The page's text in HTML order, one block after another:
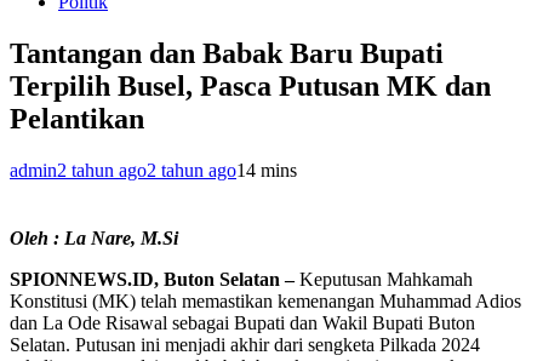
Tantangan dan Babak Baru Bupati
Terpilih Busel, Pasca Putusan MK dan
Pelantikan
admin2 tahun ago2 tahun ago14 mins
Oleh : La Nare, M.Si
SPIONNEWS.ID, Buton Selatan –Keputusan Mahkamah
Konstitusi (MK) telah memastikan kemenangan Muhammad Adios
dan La Ode Risawal sebagai Bupati dan Wakil Bupati Buton
Selatan. Putusan ini menjadi akhir dari sengketa Pilkada 2024